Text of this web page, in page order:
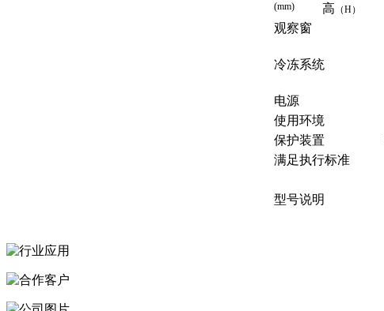
(mm)
高 （H）
观察窗
冷冻系统
电源
使用环境
保护装置
满足执行标准
型号说明